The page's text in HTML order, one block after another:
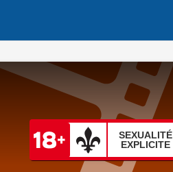
SEXUALITÉ
EXPLICITE